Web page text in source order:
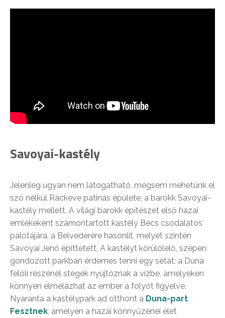
Savoyai-kastély
Jelenleg ugyan nem látogatható, mégsem mehetünk el
szó nélkül Ráckeve patinás épülete, a barokk Savoyai-
kastély mellett. A világi barokk építészet első hazai
emlékeként számontartott kastély Bécs csodálatos
palotájára, a Belvederére hasonlít, melyet szintén
Savoyai Jenő építtetett. A kastélyt körülölelő, szépen
gondozott parkban érdemes tenni egy sétát: a Duna
felőli részénél stégek nyújtóznak a vízbe, amelyeken
könnyen elmélázhat az ember a folyót figyelve.
Nyaranta a kastélypark ad otthont a Duna-part
Fesztnek , amelyen a hazai könnyűzenei élet